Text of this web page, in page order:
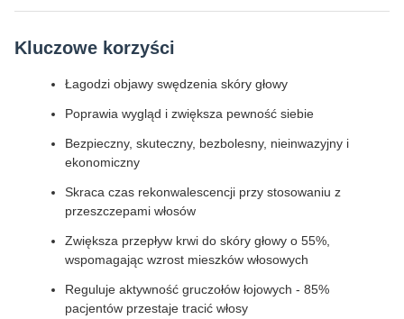
Kluczowe korzyści
Łagodzi objawy swędzenia skóry głowy
Poprawia wygląd i zwiększa pewność siebie
Bezpieczny, skuteczny, bezbolesny, nieinwazyjny i
ekonomiczny
Skraca czas rekonwalescencji przy stosowaniu z
przeszczepami włosów
Zwiększa przepływ krwi do skóry głowy o 55%,
wspomagając wzrost mieszków włosowych
Reguluje aktywność gruczołów łojowych - 85%
pacjentów przestaje tracić włosy